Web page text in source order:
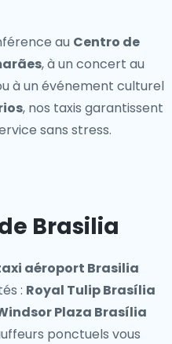
au Centro de
, à un concert au
à un événement culturel
, nos taxis garantissent
sans stress.
Brasilia
aéroport Brasilia
: Royal Tulip Brasília
Plaza Brasília
ponctuels vous